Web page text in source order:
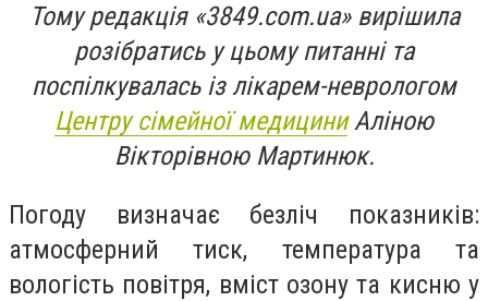
Тому редакція «3849.com.ua» вирішила
розібратись у цьому питанні та
поспілкувалась із лікарем-неврологом
Центру сімейної медициниАліною
Вікторівною Мартинюк.
Погоду визначає безліч показників:
атмосферний тиск, температура та
вологість повітря, вміст озону та кисню у